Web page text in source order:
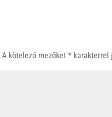
A kötelező mezőket* karakterrel